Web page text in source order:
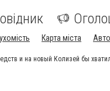
Карта міста
и на новый Колизей бы